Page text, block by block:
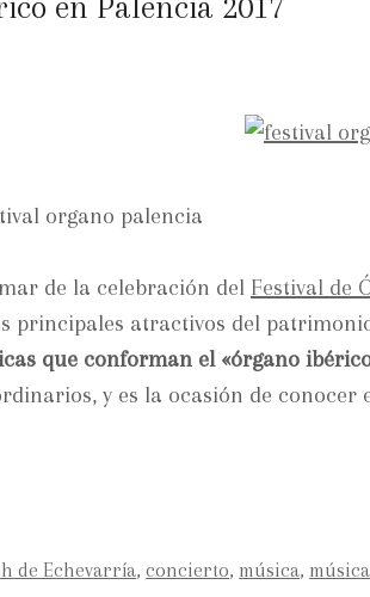
de la celebración del Festival de
principales atractivos del
que conforman el «órgano
y es la ocasión de
de Echevarría,concierto, música, música